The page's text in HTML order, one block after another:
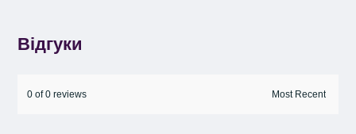
Відгуки
0 of 0 reviews